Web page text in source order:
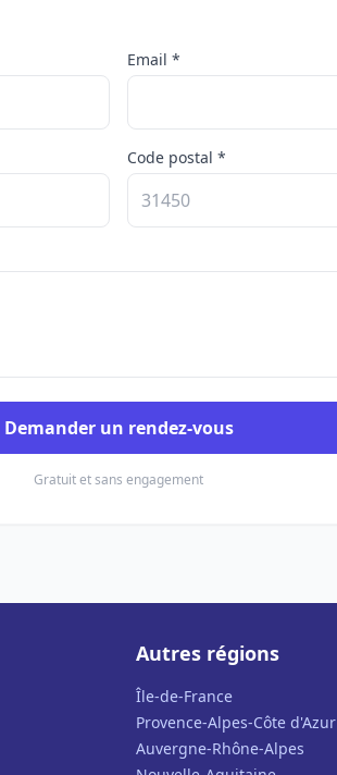
Email *
Code postal *
Demander un rendez-vous
Gratuit et sans engagement
Autres régions
Île-de-France
Provence-Alpes-Côte d'Azur
Auvergne-Rhône-Alpes